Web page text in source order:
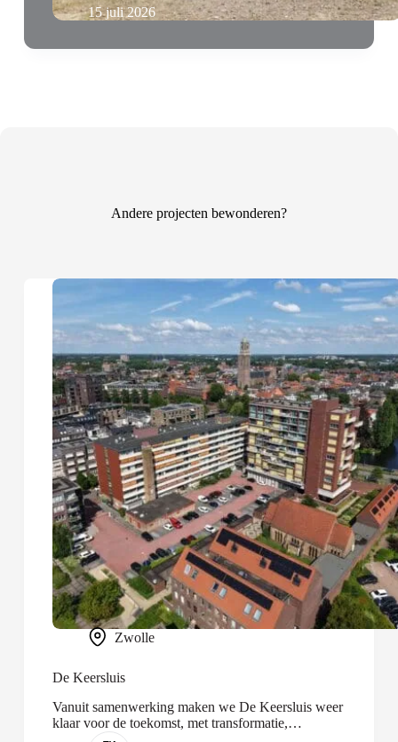
15 juli 2026
Andere projecten bewonderen?
Zwolle
De Keersluis
Vanuit samenwerking maken we De Keersluis weer
klaar voor de toekomst, met transformatie,